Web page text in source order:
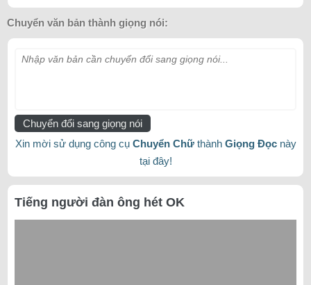
Chuyển văn bản thành giọng nói:
Nhập văn bản cần chuyển đổi sang giọng nói...
Chuyển đổi sang giọng nói
Xin mời sử dụng công cụ Chuyển Chữthành Giọng Đọcnày
tại đây!
Tiếng người đàn ông hét OK